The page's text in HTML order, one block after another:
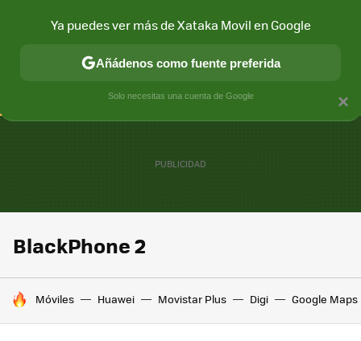
CONECTIVIDAD MÓVIL Y SOCIEDAD APLICACIONES
BlackPhone 2
HOY SE HABLA DE
Móviles Huawei Movistar Plus Digi Google Maps
×
Ya puedes ver más de Xataka Movil en Google
Añádenos como fuente preferida
Solo necesitas una cuenta de Google